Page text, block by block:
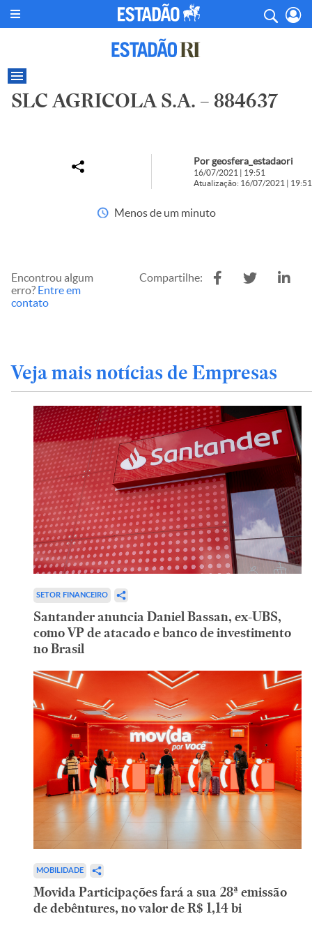
SLC AGRICOLA S.A. – 884637
Por geosfera_estadaori
16/07/2021 | 19:51
Atualização: 16/07/2021 | 19:51
Menos de um minuto
Encontrou algum
erro? Entre em
contato
Compartilhe:
Veja mais notícias de Empresas
SETOR FINANCEIRO
Santander anuncia Daniel Bassan, ex-UBS,
como VP de atacado e banco de investimento
no Brasil
MOBILIDADE
Movida Participações fará a sua 28ª emissão
de debêntures, no valor de R$ 1,14 bi